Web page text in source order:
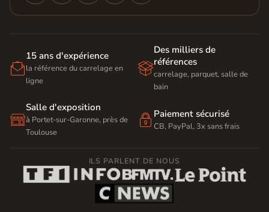

15 ans d'expérience
la référence du carrelage en
ligne

Des milliers de
références
carrelage, parquet, salle de
bain

Salle d'exposition
à Portet-sur-Garonne, près de
Toulouse
 Paiement sécurisé
CB, PayPal, 3x sans frais
ILS PARLENT DE NOUS